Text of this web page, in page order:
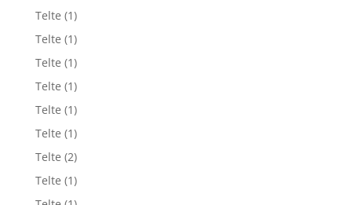
Telte (1)
Telte (1)
Telte (1)
Telte (1)
Telte (1)
Telte (1)
Telte (2)
Telte (1)